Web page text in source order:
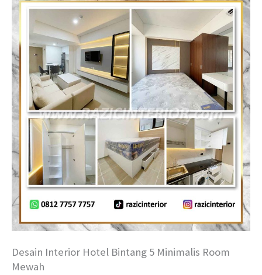
Desain Interior Hotel Bintang 5 Minimalis Room
Mewah